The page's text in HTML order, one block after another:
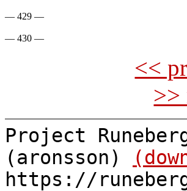
— 429 —
<<
>>
Project
(aronsson)
https://